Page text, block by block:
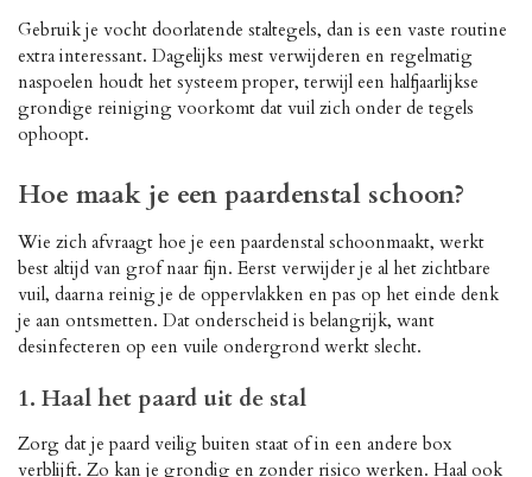
Gebruik je vocht doorlatende staltegels, dan is een vaste routine
extra interessant. Dagelijks mest verwijderen en regelmatig
naspoelen houdt het systeem proper, terwijl een halfjaarlijkse
grondige reiniging voorkomt dat vuil zich onder de tegels
ophoopt.
Hoe maak je een paardenstal schoon?
Wie zich afvraagt hoe je een paardenstal schoonmaakt, werkt
best altijd van grof naar fijn. Eerst verwijder je al het zichtbare
vuil, daarna reinig je de oppervlakken en pas op het einde denk
je aan ontsmetten. Dat onderscheid is belangrijk, want
desinfecteren op een vuile ondergrond werkt slecht.
1. Haal het paard uit de stal
Zorg dat je paard veilig buiten staat of in een andere box
verblijft. Zo kan je grondig en zonder risico werken. Haal ook